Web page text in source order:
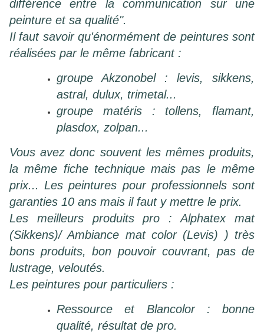
différence entre la communication sur une
peinture et sa qualité".
Il faut savoir qu'énormément de peintures sont
réalisées par le même fabricant :
groupe Akzonobel : levis, sikkens,
astral, dulux, trimetal...
groupe matéris : tollens, flamant,
plasdox, zolpan...
Vous avez donc souvent les mêmes produits,
la même fiche technique mais pas le même
prix... Les peintures pour professionnels sont
garanties 10 ans mais il faut y mettre le prix.
Les meilleurs produits pro : Alphatex mat
(Sikkens)/ Ambiance mat color (Levis) ) très
bons produits, bon pouvoir couvrant, pas de
lustrage, veloutés.
Les peintures pour particuliers :
Ressource et Blancolor : bonne
qualité, résultat de pro.